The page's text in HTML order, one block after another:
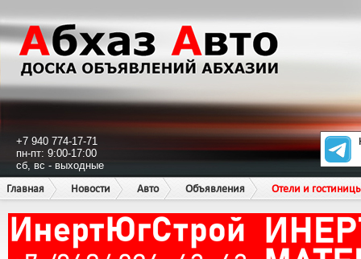
+7 940 774-17-71
пн-пт: 9:00-17:00
сб, вс - выходные
Главная
Новости Авто Объявления Отели и